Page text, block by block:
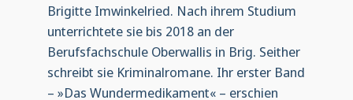
Brigitte Imwinkelried. Nach ihrem Studium
unterrichtete sie bis 2018 an der
Berufsfachschule Oberwallis in Brig. Seither
schreibt sie Kriminalromane. Ihr erster Band
– »Das Wundermedikament« – erschien